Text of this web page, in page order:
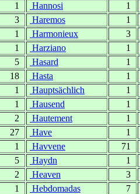
1 Hannosi
1
3 Haremos
1
1 Harmonieux
3
1 Harziano
1
5 Hasard
1
18 Hasta
1
1 Hauptsächlich
1
1 Hausend
1
2 Hautement
1
27 Have
1
1 Havvene
71
5 Haydn
1
2 Heaven
3
1 Hebdomadas
7